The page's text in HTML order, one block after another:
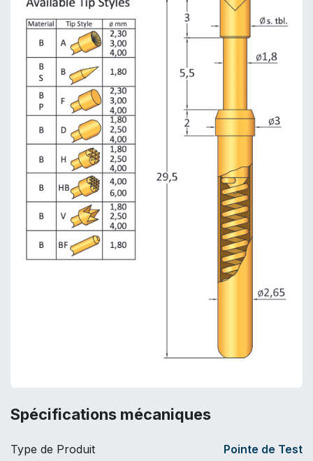
Spécifications mécaniques
Type de Produit Pointe de Test